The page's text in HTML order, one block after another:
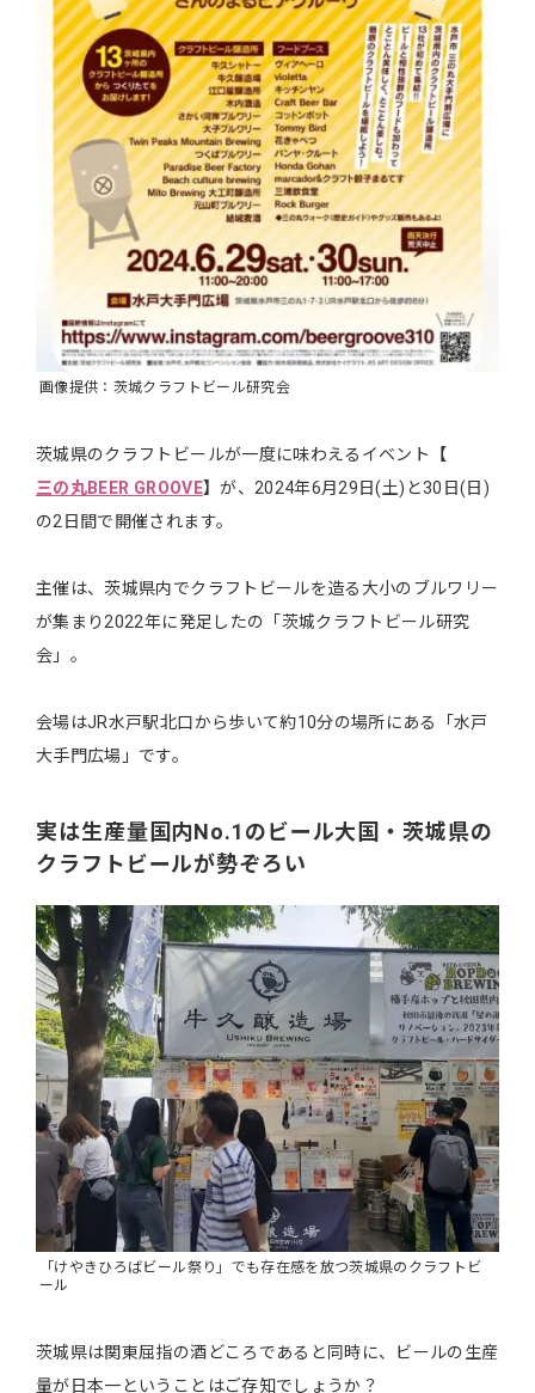
画像提供：茨城クラフトビール研究会
茨城県のクラフトビールが一度に味わえるイベント
【
三の丸BEER GROOVE】が、2024年6月29日(土)と30日(日)
の2日間で開催されます。
主催は、茨城県内でクラフトビールを造る大小のブルワリー
が集まり2022年に発足したの「茨城クラフトビール研究
会」。
会場はJR水戸駅北口から歩いて約10分の場所にある「水戸
大手門広場」です。
実は生産量国内No.1のビール大国・茨城県の
クラフトビールが勢ぞろい
「けやきひろばビール祭り」でも存在感を放つ茨城県のクラフトビ
ール
茨城県は関東屈指の酒どころであると同時に、ビールの生産
量が日本一ということはご存知でしょうか？